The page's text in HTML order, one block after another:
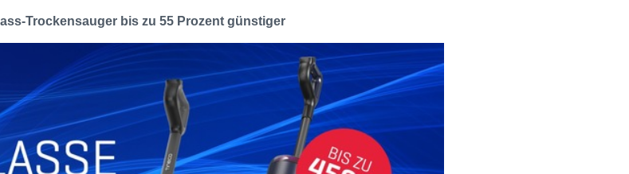
Trockensauger bis zu 55 Prozent günstiger